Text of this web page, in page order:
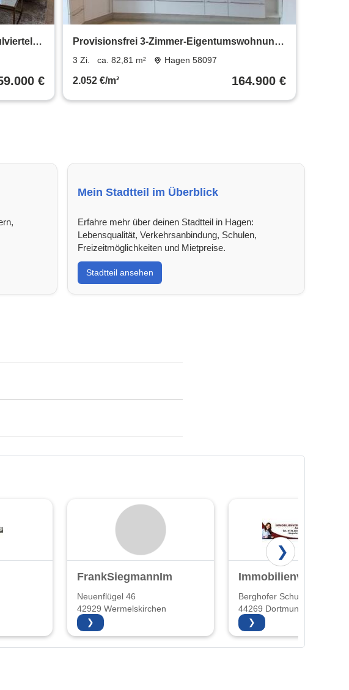
€
Provisionsfrei 3-Zimmer-Eigentumswohnung
mit Balkon, Kamin.
3 Zi. ca. 82,81 m² Hagen 58097
2.052 €/m² 164.900 €
Mein Stadtteil im Überblick
Erfahre mehr über deinen Stadtteil in Hagen:
Lebensqualität, Verkehrsanbindung, Schulen,
Freizeitmöglichkeiten und Mietpreise.
Stadtteil ansehen
FrankSiegmannImmobilien
Neuenflügel 46
42929 Wermelskirchen
❯
Berghofer Schulstr. 1
44269 Dortmund
❯
❯